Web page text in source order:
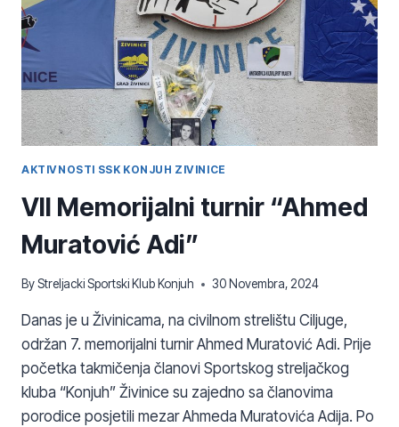
AKTIVNOSTI SSK KONJUH ZIVINICE
VII Memorijalni turnir “Ahmed
Muratović Adi”
ByStreljacki Sportski Klub Konjuh 30 Novembra, 2024
Danas je u Živinicama, na civilnom strelištu Ciljuge,
održan 7. memorijalni turnir Ahmed Muratović Adi. Prije
početka takmičenja članovi Sportskog streljačkog
kluba “Konjuh” Živinice su zajedno sa članovima
porodice posjetili mezar Ahmeda Muratovića Adija. Po